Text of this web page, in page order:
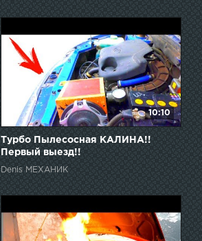
10:10
Турбо Пылесосная КАЛИНА!!
Первый выезд!!
Denis МЕХАНИК